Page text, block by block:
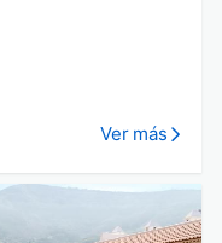
Ver más